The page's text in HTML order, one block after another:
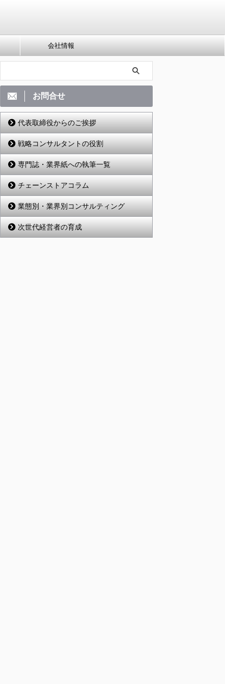
会社情報
お問合せ
代表取締役からのご挨拶
戦略コンサルタントの役割
専門誌・業界紙への執筆一覧
チェーンストアコラム
業態別・業界別コンサルティング
次世代経営者の育成